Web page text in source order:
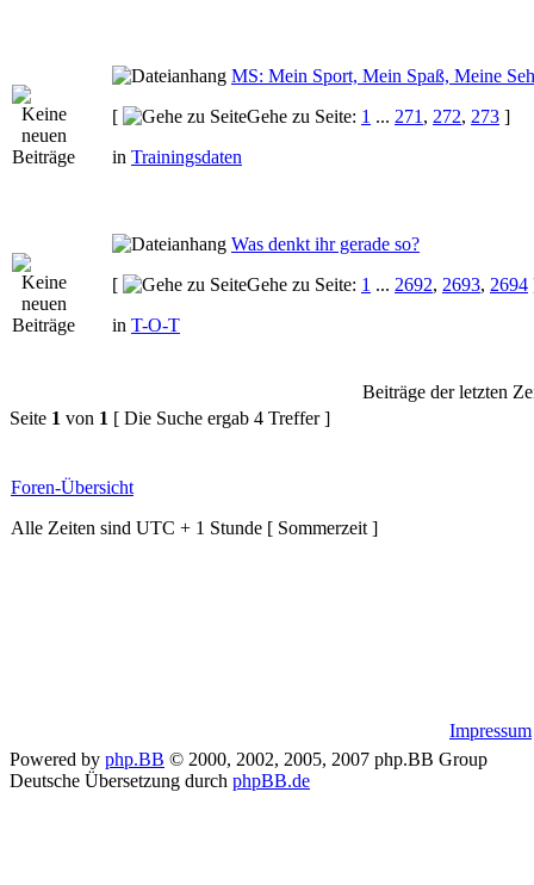
MS: Mein Sport, Mein Spaß, Meine
[
Gehe zu Seite: 1 ... 271 , 272, 273 ]
in Trainingsdaten
Was denkt ihr gerade so?
[
Gehe zu Seite: 1 ... 2692, 2693, 2694
in T-O-T
Beiträge der letzten
Seite 1 von 1 [ Die Suche ergab 4 Treffer ]
Foren-Übersicht
Alle Zeiten sind UTC + 1 Stunde [ Sommerzeit ]
Impressum
Powered by php.BB © 2000, 2002, 2005, 2007 php.BB Group
Deutsche Übersetzung durch phpBB.de